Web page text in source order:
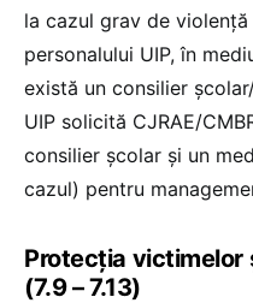
la cazul grav de
personalului UIP, în
există un consilier
UIP solicită CJRAE/
consilier școlar și un
cazul) pentru
Protecția victimelor
(7.9 – 7.13)